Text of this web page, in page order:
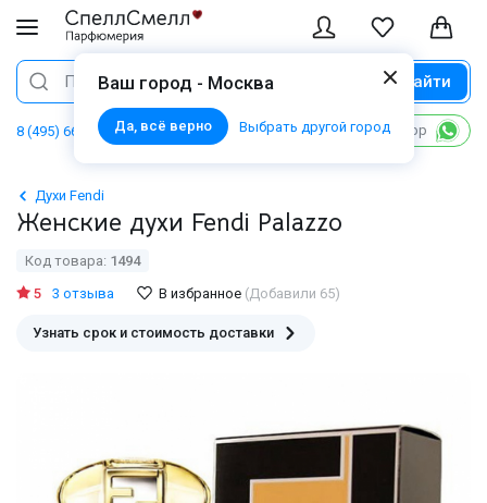
Ваш город - Москва
Да, всё верно Выбрать другой город
Поиск Найти
8 (495) 668 06 02 Написать в WhatsApp
Духи Fendi
Женские духи Fendi Palazzo
Код товара: 1494
5
3 отзыва В избранное (Добавили 65)
Узнать срок и стоимость доставки